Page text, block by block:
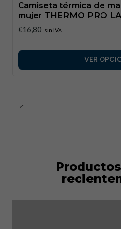
Camiseta térmica de
mujer THERMO PRO
€16,80 sin IVA
VER